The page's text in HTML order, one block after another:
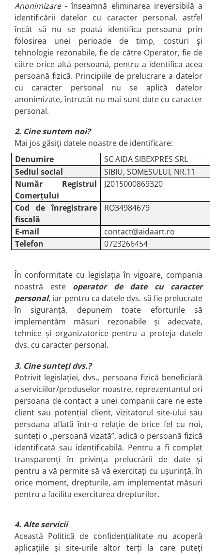
Anonimizare- înseamnă eliminarea ireversibilă a
identificării datelor cu caracter personal, astfel
încât să nu se poată identifica persoana prin
folosirea unei perioade de timp, costuri și
tehnologie rezonabile, fie de către Operator, fie de
către orice altă persoană, pentru a identifica acea
persoană fizică. Principiile de prelucrare a datelor
cu caracter personal nu se aplică datelor
anonimizate, întrucât nu mai sunt date cu caracter
personal.
2. Cine suntem noi?
Mai jos găsiți datele noastre de identificare:
Denumire
SC AIDA SIBEXPRES SRL
Sediul social
SIBIU, SOMESULUI, NR.11
Număr Registrul
Comerțului
J2015000869320
Cod de înregistrare
fiscală
RO34984679
E-mail
contact@aidaart.ro
Telefon
0723266454
În conformitate cu legislația în vigoare, compania
noastră este operator de date cu caracter
personal, iar pentru ca datele dvs. să fie prelucrate
în siguranță, depunem toate eforturile să
implementăm măsuri rezonabile și adecvate,
tehnice și organizatorice pentru a proteja datele
dvs. cu caracter personal.
3. Cine sunteți dvs.?
Potrivit legislației, dvs., persoana fizică beneficiară
a serviciilor/produselor noastre, reprezentantul ori
persoana de contact a unei companii care ne este
client sau potențial client, vizitatorul site-ului sau
persoana aflată într-o relație de orice fel cu noi,
sunteți o „persoană vizată”, adică o persoană fizică
identificată sau identificabilă. Pentru a fi complet
transparenți în privința prelucrării de date și
pentru a vă permite să vă exercitați cu ușurință, în
orice moment, drepturile, am implementat măsuri
pentru a facilita exercitarea drepturilor.
4. Alte servicii
Această Politică de confidențialitate nu acoperă
aplicațiile și site-urile altor terți la care puteți